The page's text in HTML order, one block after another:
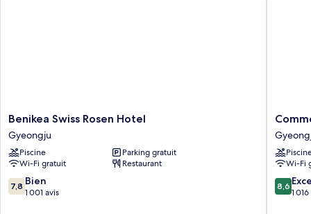
Benikea
Swiss
Rosen
Hotel
Gyeongju
Benikea Swiss Rosen Hotel
Gyeongju
Piscine
Parking gratuit
Wi-Fi gratuit
Restaurant
7.8
sur
7,8 Bien
1 001 avis
Hotel
Wi-Fi
8.6
sur
8,6
1